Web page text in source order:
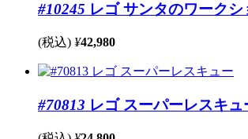
#10245 レゴ サンタのワークシ
(税込) ¥42,980
#70813 レゴ スーパーレスキュ